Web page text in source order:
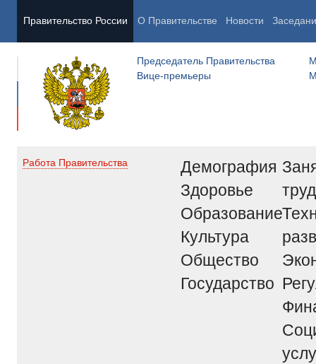
Правительство России О Правительстве Новости
Председатель Правительства
Вице-премьеры
Работа Правительства
Демография
Здоровье
Образование
Культура
Общество
Государство
труд